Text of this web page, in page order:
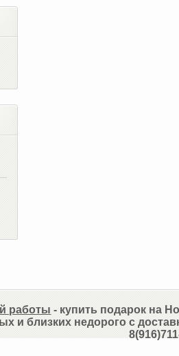
работы - купить подарок на
и близких недорого с